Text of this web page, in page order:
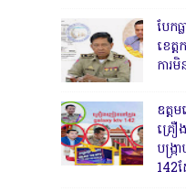
បែក
ខេត្
ការ
ឧត្ត
គ្រឿ
បង្ក្
142